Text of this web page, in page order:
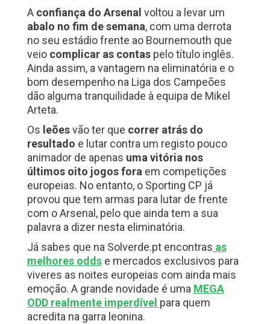
A confiança do Arsenal voltou a levar um
abalo no fim de semana, com uma derrota
no seu estádio frente ao Bournemouth que
veio complicar as contaspelo título inglês.
Ainda assim, a vantagem na eliminatória e o
bom desempenho na Liga dos Campeões
dão alguma tranquilidade à equipa de Mikel
Arteta.
Os leõesvão ter que correr atrás do
resultado e lutar contra um registo pouco
animador de apenas uma vitória nos
últimos oito jogos fora em competições
europeias. No entanto, o Sporting CP já
provou que tem armas para lutar de frente
com o Arsenal, pelo que ainda tem a sua
palavra a dizer nesta eliminatória.
Já sabes que na Solverde.pt encontras as
melhores oddse mercados exclusivos para
viveres as noites europeias com ainda mais
emoção. A grande novidade é uma MEGA
ODD realmente imperdível para quem
acredita na garra leonina.